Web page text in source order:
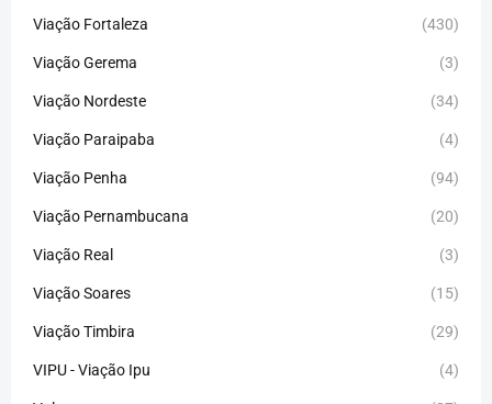
Viação Fortaleza (430)
Viação Gerema (3)
Viação Nordeste (34)
Viação Paraipaba (4)
Viação Penha (94)
Viação Pernambucana (20)
Viação Real (3)
Viação Soares (15)
Viação Timbira (29)
VIPU - Viação Ipu (4)